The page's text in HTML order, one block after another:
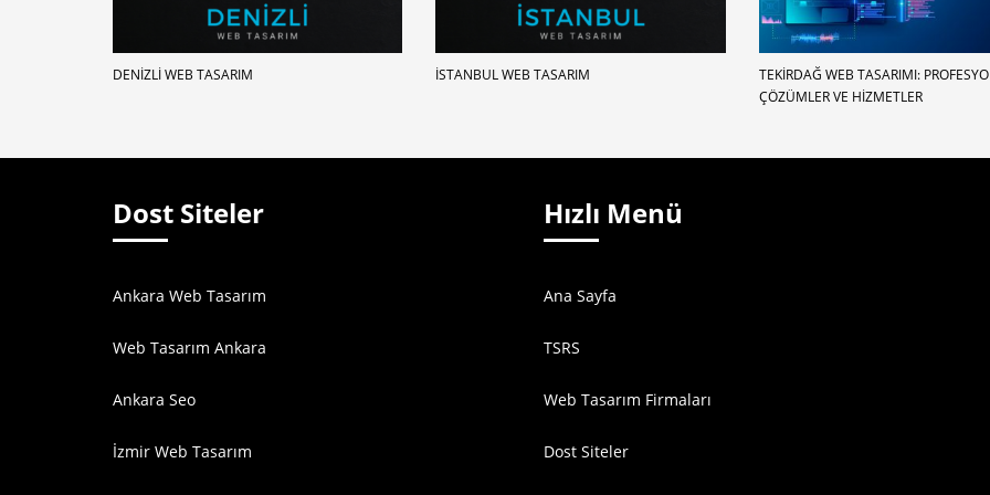
DENIZLI WEB TASARIM İSTANBUL WEB TASARIM
TEKIRDAĞ WEB TASARIMI:
ÇÖZÜMLER VE HIZMETLER
Dost Siteler
Ankara Web Tasarım
Web Tasarım Ankara
Ankara Seo
İzmir Web Tasarım
Hızlı Menü
Ana Sayfa
TSRS
Web Tasarım Firmaları
Dost Siteler